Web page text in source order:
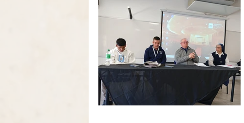
con una cálida bienvenida de la hermana
Mary a todos los presentes, reunidos para dar
gracias a Dios por los 70 años de presencia
pastor